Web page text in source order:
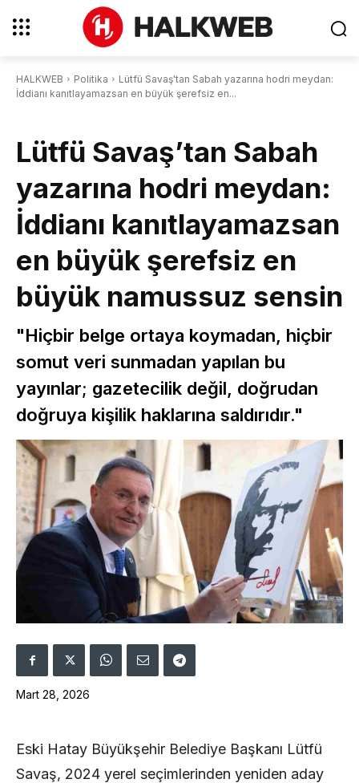
HALKWEB Politika
Lütfü Savaş'tan Sabah yazarına hodri meydan:
İddianı kanıtlayamazsan en büyük şerefsiz en...
Lütfü Savaş’tan Sabah
yazarına hodri meydan:
İddianı kanıtlayamazsan
en büyük şerefsiz en
büyük namussuz sensin
"Hiçbir belge ortaya koymadan, hiçbir
somut veri sunmadan yapılan bu
yayınlar; gazetecilik değil, doğrudan
doğruya kişilik haklarına saldırıdır."
Mart 28, 2026
Eski Hatay Büyükşehir Belediye Başkanı Lütfü
Savaş, 2024 yerel seçimlerinden yeniden aday